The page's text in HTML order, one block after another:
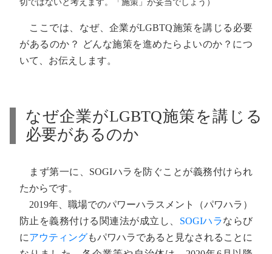
ここでは、なぜ、企業がLGBTQ施策を講じる必要
があるのか？ どんな施策を進めたらよいのか？につ
いて、お伝えします。
なぜ企業がLGBTQ施策を講じる
必要があるのか
まず第一に、SOGIハラを防ぐことが義務付けられ
たからです。
2019年、職場でのパワーハラスメント（パワハラ）
防止を義務付ける関連法が成立し、 SOGIハラならび
にアウティングもパワハラであると見なされることに